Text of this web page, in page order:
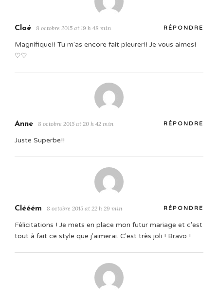
Cloé 8 octobre 2015 at 19 h 48 min RÉPONDRE
Magnifique!! Tu m'as encore fait pleurer!! Je vous aimes!
♡♡
Anne 8 octobre 2015 at 20 h 42 min RÉPONDRE
Juste Superbe!!
Clééém 8 octobre 2015 at 22 h 29 min RÉPONDRE
Félicitations ! Je mets en place mon futur mariage et c'est
tout à fait ce style que j'aimerai. C'est très joli ! Bravo !